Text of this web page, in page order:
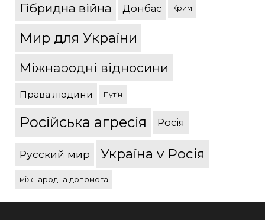
Гібридна війна Донбас Крим
Мир для України
Міжнародні відносини
Права людини Путін
Російська агресія Росія
Русский мир Україна v Росія
міжнародна допомога